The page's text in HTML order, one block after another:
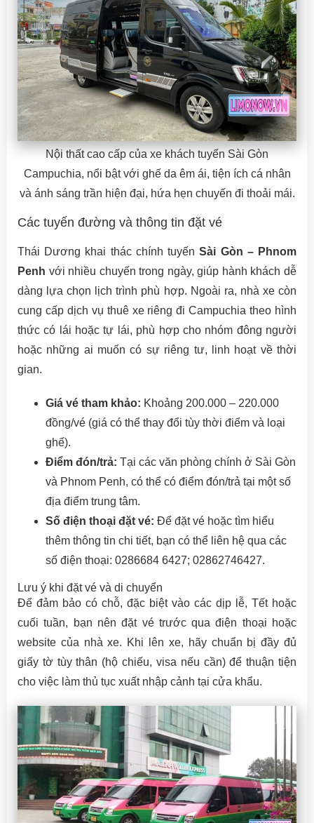
Nội thất cao cấp của xe khách tuyến Sài Gòn
Campuchia, nổi bật với ghế da êm ái, tiện ích cá nhân
và ánh sáng trần hiện đại, hứa hẹn chuyến đi thoải mái.
Các tuyến đường và thông tin đặt vé
Thái Dương khai thác chính tuyếnSài Gòn – Phnom
Penh với nhiều chuyến trong ngày, giúp hành khách dễ
dàng lựa chọn lịch trình phù hợp. Ngoài ra, nhà xe còn
cung cấp dịch vụ thuê xe riêng đi Campuchia theo hình
thức có lái hoặc tự lái, phù hợp cho nhóm đông người
hoặc những ai muốn có sự riêng tư, linh hoạt về thời
gian.
Giá vé tham khảo: Khoảng 200.000 – 220.000
đồng/vé (giá có thể thay đổi tùy thời điểm và loại
ghế).
Điểm đón/trả: Tại các văn phòng chính ở Sài Gòn
và Phnom Penh, có thể có điểm đón/trả tại một số
địa điểm trung tâm.
Số điện thoại đặt vé: Để đặt vé hoặc tìm hiểu
thêm thông tin chi tiết, bạn có thể liên hệ qua các
số điện thoại: 0286684 6427; 02862746427.
Lưu ý khi đặt vé và di chuyển
Để đảm bảo có chỗ, đặc biệt vào các dịp lễ, Tết hoặc
cuối tuần, bạn nên đặt vé trước qua điện thoại hoặc
website của nhà xe. Khi lên xe, hãy chuẩn bị đầy đủ
giấy tờ tùy thân (hộ chiếu, visa nếu cần) để thuận tiện
cho việc làm thủ tục xuất nhập cảnh tại cửa khẩu.